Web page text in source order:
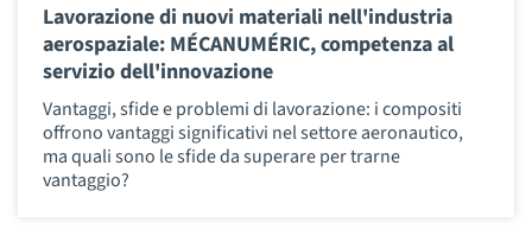
Lavorazione di nuovi materiali nell'industria
aerospaziale: MÉCANUMÉRIC, competenza al
servizio dell'innovazione
Vantaggi, sfide e problemi di lavorazione: i compositi
offrono vantaggi significativi nel settore aeronautico,
ma quali sono le sfide da superare per trarne
vantaggio?